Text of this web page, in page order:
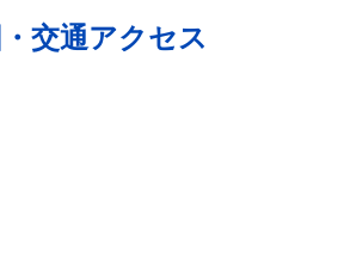
交通アクセス